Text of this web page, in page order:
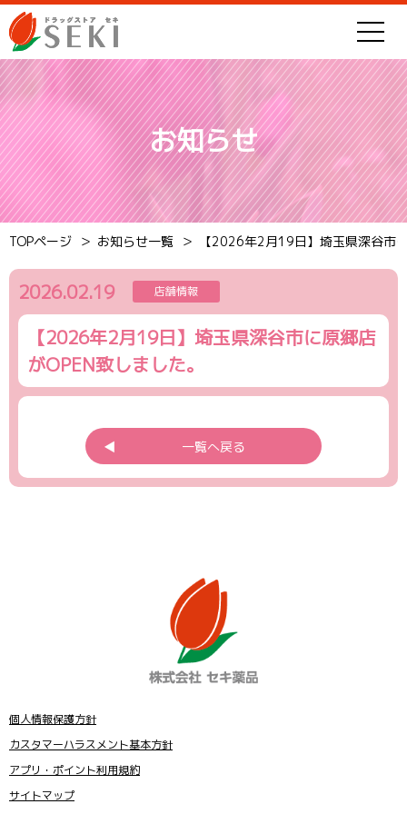
お知らせ
TOPページ お知らせ一覧 【2026年2月19日】埼玉県深谷市
2026.02.19 店舗情報
【2026年2月19日】埼玉県深谷市に原郷店
がOPEN致しました。
◀︎ 一覧へ戻る
個人情報保護方針
カスタマーハラスメント基本方針
アプリ・ポイント利用規約
サイトマップ